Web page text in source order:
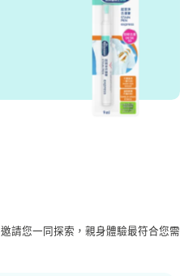
請您一同探索，親身體驗最符合您需